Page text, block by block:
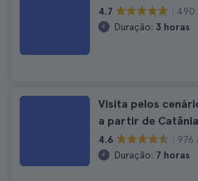
4.7
490
Duração: 3 horas
Visita pelos
a partir de Catânia
4.6
976
Duração: 7 horas